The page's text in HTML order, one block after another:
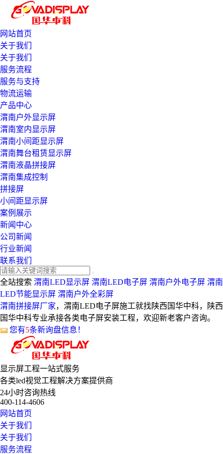
网站首页
关于我们
关于我们
服务流程
服务与支持
物流运输
产品中心
渭南户外显示屏
渭南室内显示屏
渭南小间距显示屏
渭南舞台租赁显示屏
渭南液晶拼接屏
渭南集成控制
拼接屏
小间距显示屏
案例展示
新闻中心
公司新闻
行业新闻
联系我们
全站搜索 渭南LED显示屏 渭南LED电子屏 渭南户外电子屏 渭南
LED节能显示屏 渭南户外全彩屏
渭南拼接屏厂家，渭南LED电子屏施工就找陕西国华中科，陕西
国华中科专业承接各类电子屏安装工程，欢迎新老客户咨询。
您有5条新询盘信息！
显示屏工程一站式服务
各类led视觉工程解决方案提供商
24小时咨询热线
400-114-4606
网站首页
关于我们
关于我们
服务流程